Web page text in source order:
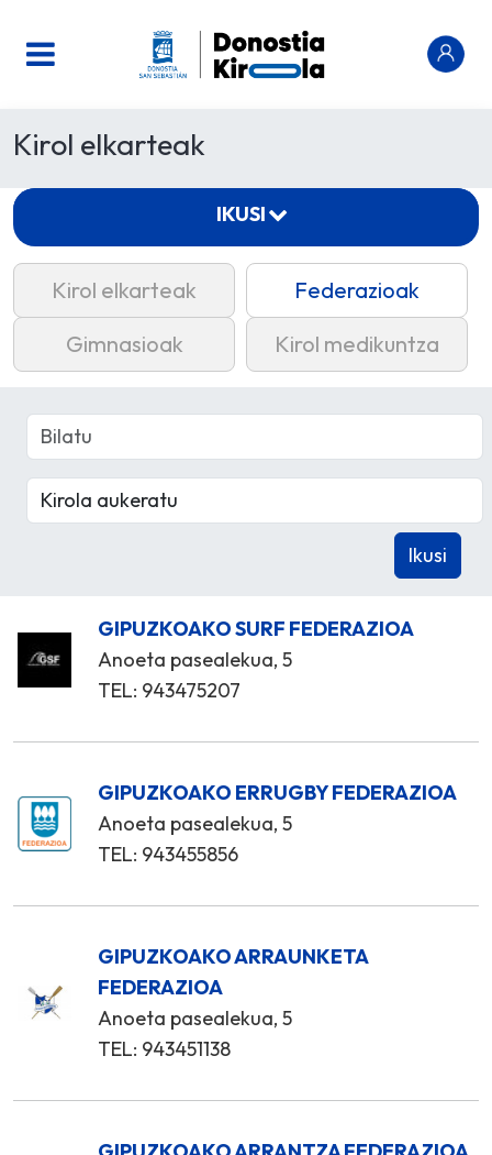
Kirol elkarteak
Kirol elkarteak
Federazioak
Gimnasioak
Kirol medikuntza
GIPUZKOAKO SURF FEDERAZIOA
Anoeta pasealekua, 5
TEL: 943475207
GIPUZKOAKO ERRUGBY FEDERAZIOA
Anoeta pasealekua, 5
TEL: 943455856
GIPUZKOAKO ARRAUNKETA
FEDERAZIOA
Anoeta pasealekua, 5
TEL: 943451138
IKUSI